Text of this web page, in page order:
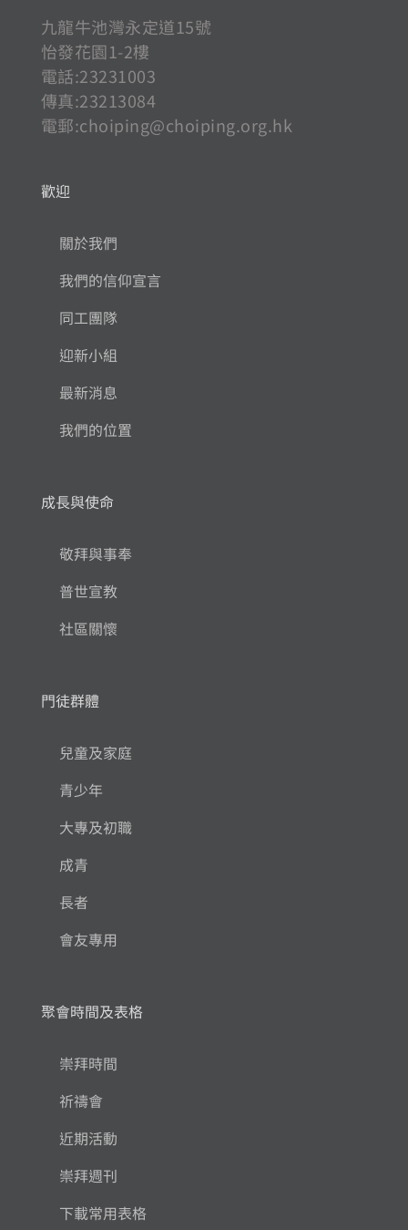
九龍牛池灣永定道15號
怡發花園1-2樓
電話:23231003
傳真:23213084
電郵:choiping@choiping.org.hk
歡迎
關於我們
我們的信仰宣言
同工團隊
迎新小組
最新消息
我們的位置
成長與使命
敬拜與事奉
普世宣教
社區關懷
門徒群體
兒童及家庭
青少年
大專及初職
成青
長者
會友專用
聚會時間及表格
崇拜時間
祈禱會
近期活動
崇拜週刊
下載常用表格